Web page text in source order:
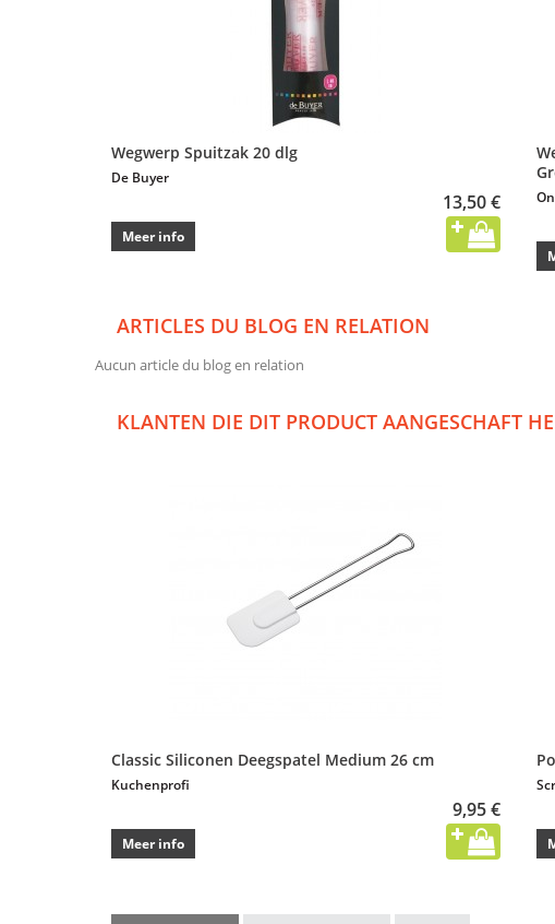
Wegwerp Spuitzak 20 dlg
De Buyer
13,50 €
Meer info
ARTICLES DU BLOG EN RELATION
Aucun article du blog en relation
KLANTEN DIE DIT PRODUCT AANGESCHAFT
Classic Siliconen Deegspatel Medium 26 cm
Kuchenprofi
9,95 €
Meer info